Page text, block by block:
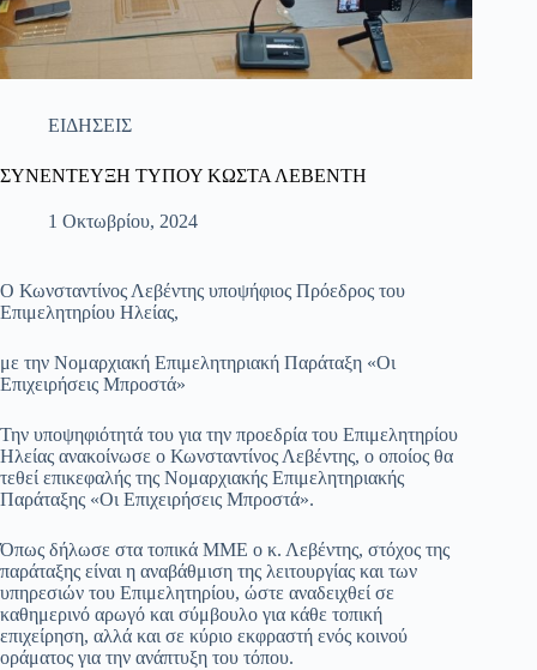
ΕΙΔΗΣΕΙΣ
ΣΥΝΕΝΤΕΥΞΗ ΤΥΠΟΥ ΚΩΣΤΑ ΛΕΒΕΝΤΗ
1 Οκτωβρίου, 2024
Ο Κωνσταντίνος Λεβέντης υποψήφιος Πρόεδρος του
Επιμελητηρίου Ηλείας,
με την Νομαρχιακή Επιμελητηριακή Παράταξη «Οι
Επιχειρήσεις Μπροστά»
Την υποψηφιότητά του για την προεδρία του Επιμελητηρίου
Ηλείας ανακοίνωσε ο Κωνσταντίνος Λεβέντης, ο οποίος θα
τεθεί επικεφαλής της Νομαρχιακής Επιμελητηριακής
Παράταξης «Οι Επιχειρήσεις Μπροστά».
Όπως δήλωσε στα τοπικά ΜΜΕ ο κ. Λεβέντης, στόχος της
παράταξης είναι η αναβάθμιση της λειτουργίας και των
υπηρεσιών του Επιμελητηρίου, ώστε αναδειχθεί σε
καθημερινό αρωγό και σύμβουλο για κάθε τοπική
επιχείρηση, αλλά και σε κύριο εκφραστή ενός κοινού
οράματος για την ανάπτυξη του τόπου.